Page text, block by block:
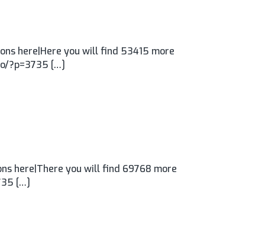
here|Here you will find 53415 more
?p=3735 […]
here|There you will find 69768 more
[…]